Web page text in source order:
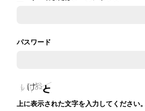
パスワード
上に表示された文字を入力してください。